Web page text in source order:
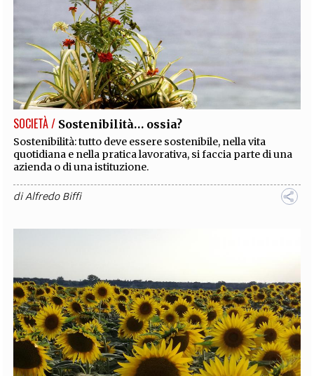
SOCIETÀ / Sostenibilità… ossia?
Sostenibilità: tutto deve essere sostenibile, nella vita
quotidiana e nella pratica lavorativa, si faccia parte di una
azienda o di una istituzione.
diAlfredo Biffi